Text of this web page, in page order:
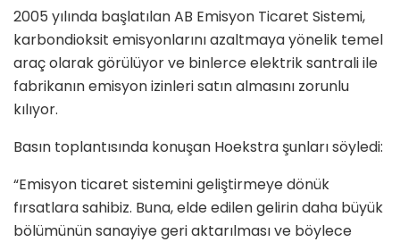
2005 yılında başlatılan AB Emisyon Ticaret Sistemi,
karbondioksit emisyonlarını azaltmaya yönelik temel
araç olarak görülüyor ve binlerce elektrik santrali ile
fabrikanın emisyon izinleri satın almasını zorunlu
kılıyor.
Basın toplantısında konuşan Hoekstra şunları söyledi:
“Emisyon ticaret sistemini geliştirmeye dönük
fırsatlara sahibiz. Buna, elde edilen gelirin daha büyük
bölümünün sanayiye geri aktarılması ve böylece